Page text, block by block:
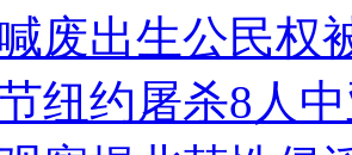
废出生公民权
纽约屠杀8人